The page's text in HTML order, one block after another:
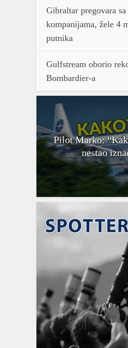
Gibraltar pregovara
kompanijama, žele 4
putnika
Gulfstream oborio
Bombardier-a
Pilot Marko:
nestao